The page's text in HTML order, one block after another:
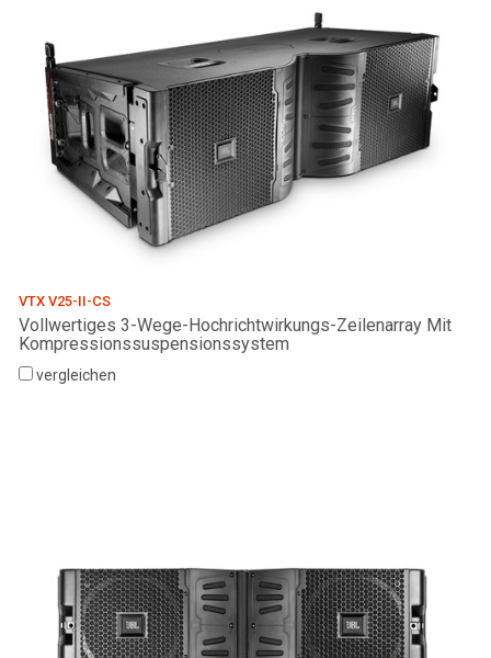
VTX V25-II-CS
Vollwertiges 3-Wege-Hochrichtwirkungs-Zeilenarray Mit
Kompressionssuspensionssystem
vergleichen